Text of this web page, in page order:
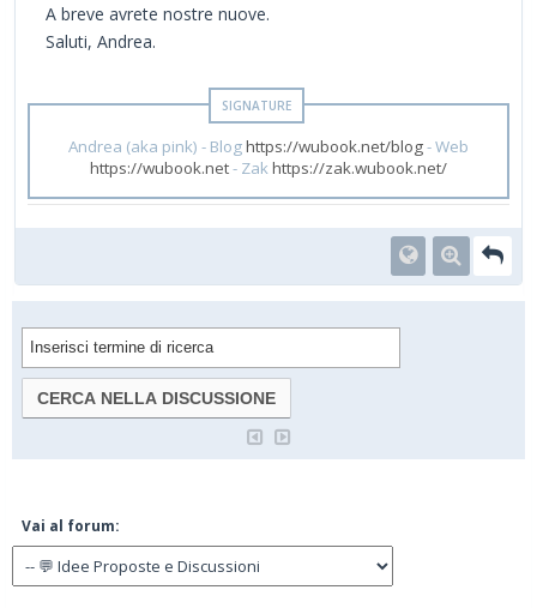
A breve avrete nostre nuove.
Saluti, Andrea.
Andrea (aka pink) - Bloghttps://wubook.net/blog- Web
https://wubook.net- Zak https://zak.wubook.net/
Vai al forum: